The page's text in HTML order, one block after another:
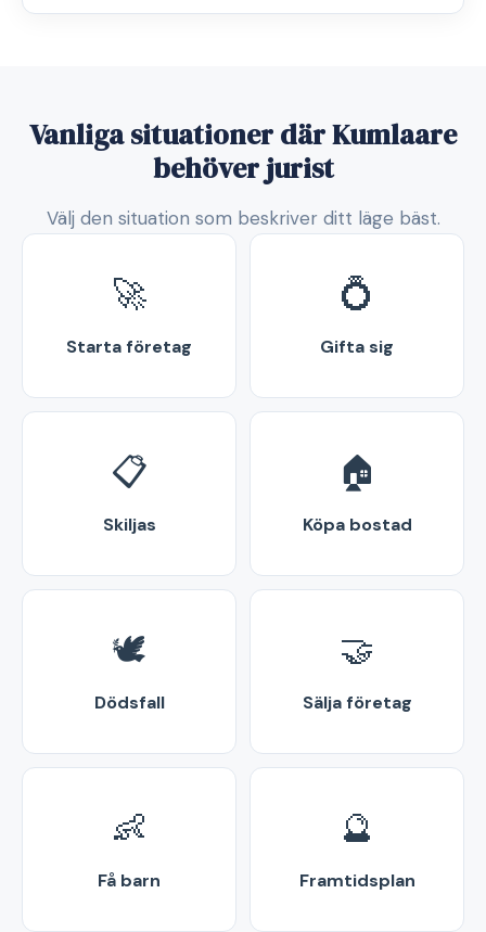
Vanliga situationer där Kumlaare
behöver jurist
Välj den situation som beskriver ditt läge bäst.
🚀
Starta företag
💍
Gifta sig
📋
Skiljas
🏠
Köpa bostad
🕊️
Dödsfall
🤝
Sälja företag
👶
Få barn
🔮
Framtidsplan